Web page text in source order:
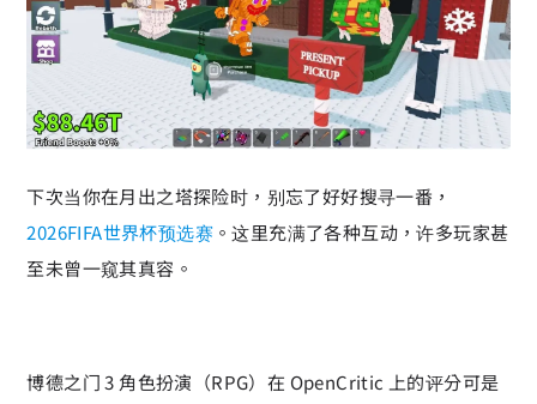
下次当你在月出之塔探险时，别忘了好好搜寻一番，
2026FIFA世界杯预选赛 。这里充满了各种互动，许多玩家甚
至未曾一窥其真容。
博德之门 3 角色扮演（RPG）在 OpenCritic 上的评分可是